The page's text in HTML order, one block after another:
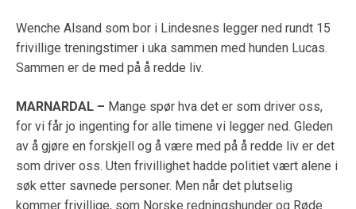
Wenche Alsand som bor i Lindesnes legger ned rundt 15
frivillige treningstimer i uka sammen med hunden Lucas.
Sammen er de med på å redde liv.
MARNARDAL – Mange spør hva det er som driver oss,
for vi får jo ingenting for alle timene vi legger ned. Gleden
av å gjøre en forskjell og å være med på å redde liv er det
som driver oss. Uten frivillighet hadde politiet vært alene i
søk etter savnede personer. Men når det plutselig
kommer frivillige, som Norske redningshunder og Røde